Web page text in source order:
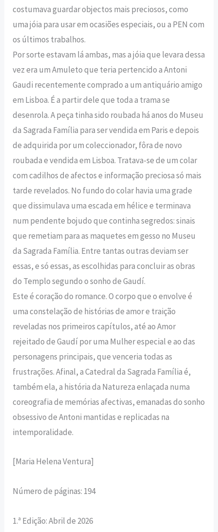
costumava guardar objectos mais preciosos, como
uma jóia para usar em ocasiões especiais, ou a PEN com
os últimos trabalhos.
Por sorte estavam lá ambas, mas a jóia que levara dessa
vez era um Amuleto que teria pertencido a Antoni
Gaudi recentemente comprado a um antiquário amigo
em Lisboa. É a partir dele que toda a trama se
desenrola. A peça tinha sido roubada há anos do Museu
da Sagrada Família para ser vendida em Paris e depois
de adquirida por um coleccionador, fôra de novo
roubada e vendida em Lisboa. Tratava-se de um colar
com cadilhos de afectos e informação preciosa só mais
tarde revelados. No fundo do colar havia uma grade
que dissimulava uma escada em hélice e terminava
num pendente bojudo que continha segredos: sinais
que remetiam para as maquetes em gesso no Museu
da Sagrada Família. Entre tantas outras deviam ser
essas, e só essas, as escolhidas para concluir as obras
do Templo segundo o sonho de Gaudí.
Este é coração do romance. O corpo que o envolve é
uma constelação de histórias de amor e traição
reveladas nos primeiros capítulos, até ao Amor
rejeitado de Gaudí por uma Mulher especial e ao das
personagens principais, que venceria todas as
frustrações. Afinal, a Catedral da Sagrada Família é,
também ela, a história da Natureza enlaçada numa
coreografia de memórias afectivas, emanadas do sonho
obsessivo de Antoni mantidas e replicadas na
intemporalidade.
[Maria Helena Ventura]
Número de páginas: 194
1.ª Edição: Abril de 2026